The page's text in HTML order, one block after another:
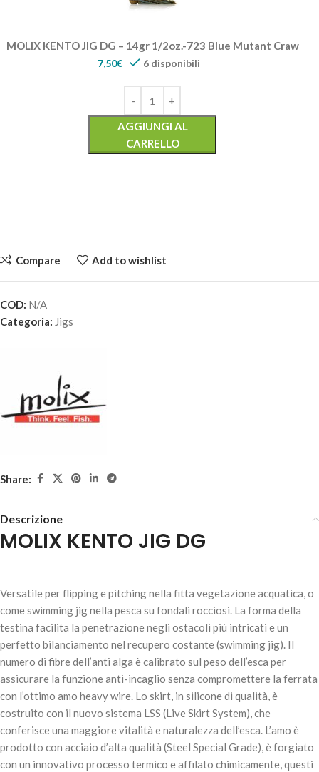
MOLIX KENTO JIG DG – 14gr 1/2oz.-723 Blue Mutant Craw
7,50€ 6 disponibili
AGGIUNGI AL
CARRELLO
MOLIX KENTO JIG DG – 7gr 1/4oz.-#674 Dark Watermelon
MOLIX KENTO JIG DG – 10.5gr 3/8oz.-#674 Dark Watermelon
Shad
7,30 6 disponibili
AGGIUNGI AL
CARRELLO
Compare Add to wishlist
COD: N/A
Categoria: Jigs
Share:
Descrizione
MOLIX KENTO JIG DG
Versatile per flipping e pitching nella fitta vegetazione acquatica, o
come swimming jig nella pesca su fondali rocciosi. La forma della
testina facilita la penetrazione negli ostacoli più intricati e un
perfetto bilanciamento nel recupero costante (swimming jig). Il
numero di fibre dell’anti alga è calibrato sul peso dell’esca per
assicurare la funzione anti-incaglio senza compromettere la ferrata
con l’ottimo amo heavy wire. Lo skirt, in silicone di qualità, è
costruito con il nuovo sistema LSS (Live Skirt System), che
conferisce una maggiore vitalità e naturalezza dell’esca. L’amo è
prodotto con acciaio d’alta qualità (Steel Special Grade), è forgiato
con un innovativo processo termico e affilato chimicamente, questi